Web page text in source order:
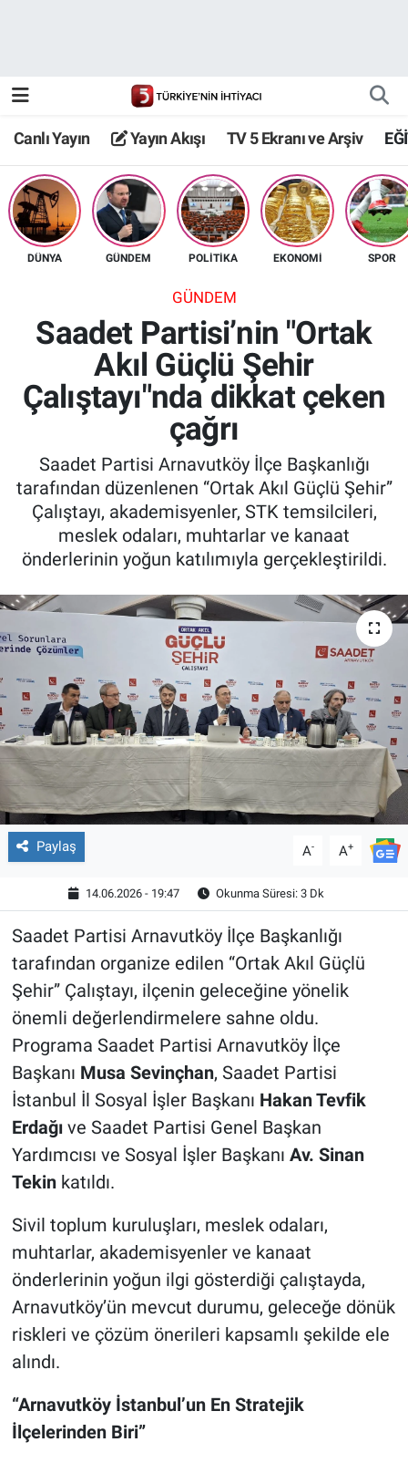
Canlı Yayın Yayın Akışı TV 5 Ekranı ve Arşiv
DÜNYA GÜNDEM POLİTİKA EKONOMİ SPOR
GÜNDEM
Saadet Partisi’nin "Ortak
Akıl Güçlü Şehir
Çalıştayı"nda dikkat çeken
çağrı
Saadet Partisi Arnavutköy İlçe Başkanlığı
tarafından düzenlenen “Ortak Akıl Güçlü Şehir”
Çalıştayı, akademisyenler, STK temsilcileri,
meslek odaları, muhtarlar ve kanaat
önderlerinin yoğun katılımıyla gerçekleştirildi.
Paylaş A- A+
14.06.2026 - 19:47 Okunma Süresi: 3 Dk
Saadet Partisi Arnavutköy İlçe Başkanlığı
tarafından organize edilen “Ortak Akıl Güçlü
Şehir” Çalıştayı, ilçenin geleceğine yönelik
önemli değerlendirmelere sahne oldu.
Programa Saadet Partisi Arnavutköy İlçe
Başkanı Musa Sevinçhan, Saadet Partisi
İstanbul İl Sosyal İşler Başkanı Hakan Tevfik
Erdağıve Saadet Partisi Genel Başkan
Yardımcısı ve Sosyal İşler Başkanı Av. Sinan
Tekinkatıldı.
Sivil toplum kuruluşları, meslek odaları,
muhtarlar, akademisyenler ve kanaat
önderlerinin yoğun ilgi gösterdiği çalıştayda,
Arnavutköy’ün mevcut durumu, geleceğe dönük
riskleri ve çözüm önerileri kapsamlı şekilde ele
alındı.
“Arnavutköy İstanbul’un En Stratejik
İlçelerinden Biri”
TV 5 Ekranı ve Arşiv